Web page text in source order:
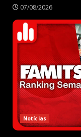
07/08/2026
Notícias